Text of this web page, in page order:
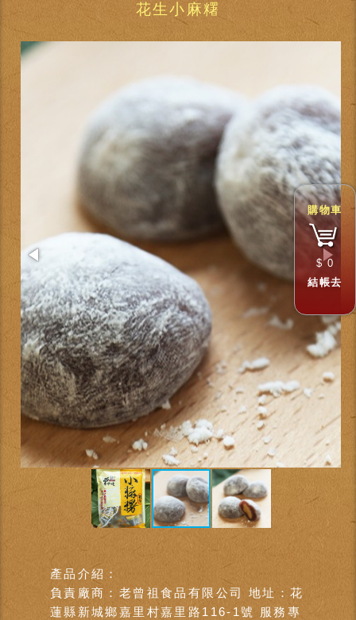
花生小麻糬
產品介紹：
負責廠商：老曾祖食品有限公司 地址：花
蓮縣新城鄉嘉里村嘉里路116-1號 服務專
購物車
$ 0
結帳去